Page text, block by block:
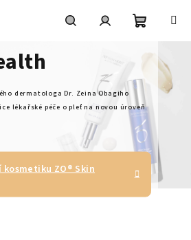
košík
dermatologa Dr. Zeina Obagiho
lékařské péče o pleť na novou úroveň.
ZO® Skin